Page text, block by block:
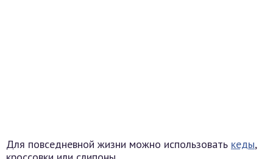
Для повседневной жизни можно использовать кеды,